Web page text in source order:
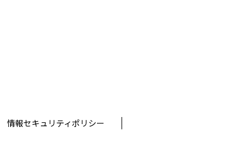
情報セキュリティポリシー